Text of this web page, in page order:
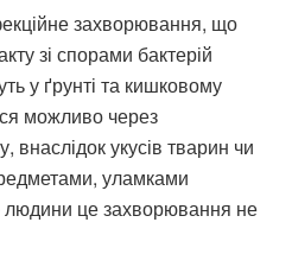
захворювання, що
зі спорами бактерій
у ґрунті та кишковому
можливо через
внаслідок укусів тварин чи
уламками
це захворювання не